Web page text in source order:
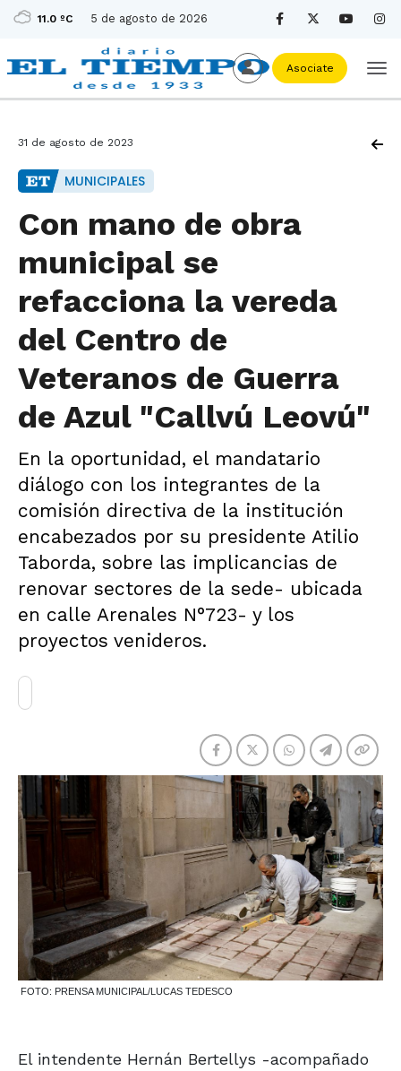
11.0 ºC 5 de agosto de 2026
Asociate
31 de agosto de 2023
MUNICIPALES
Con mano de obra
municipal se
refacciona la vereda
del Centro de
Veteranos de Guerra
de Azul "Callvú Leovú"
En la oportunidad, el mandatario
diálogo con los integrantes de la
comisión directiva de la institución
encabezados por su presidente Atilio
Taborda, sobre las implicancias de
renovar sectores de la sede- ubicada
en calle Arenales N°723- y los
proyectos venideros.
FOTO: PRENSA MUNICIPAL/LUCAS TEDESCO
El intendente Hernán Bertellys -acompañado